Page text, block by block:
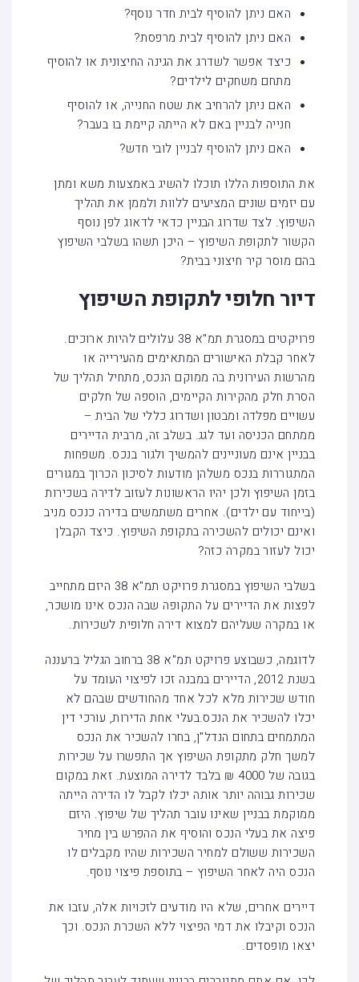
האם ניתן להוסיף לבית חדר נוסף?
האם ניתן להוסיף לבית מרפסת?
כיצד אפשר לשדרג את הגינה החיצונית או להוסיף
מתחם משחקים לילדים?
האם ניתן להרחיב את שטח החנייה, או להוסיף
חנייה לבניין באם לא הייתה קיימת בו בעבר?
האם ניתן להוסיף לבניין לובי חדש?
את התוספות הללו תוכלו להשיג באמצעות משא ומתן
עם יזמים שונים המציעים ללוות ולממן את תהליך
השיפוץ. לצד שדרוג הבניין כדאי לדאוג לפן נוסף
הקשור לתקופת השיפוץ – היכן תשהו בשלבי השיפוץ
בהם מוסר קיר חיצוני בבית?
דיור חלופי לתקופת השיפוץ
פרויקטים במסגרת תמ"א 38 עלולים להיות ארוכים.
לאחר קבלת האישורים המתאימים מהעירייה או
מהרשות העירונית בה ממוקם הנכס, מתחיל תהליך של
הסרת חלק מהקירות הקיימים, הוספה של חלקים
עשויים מפלדה ומבטון ושדרוג כללי של הבית –
ממתחם הכניסה ועד לגג. בשלב זה, מרבית הדיירים
בבניין אינם מעוניינים להמשיך ולגור בנכס. משפחות
המתגוררות בנכס משלהן מודעות לסיכון הכרוך במגורים
בזמן השיפוץ ולכן יהיו הראשונות לעזוב לדירה בשכירות
(בייחוד עם ילדים). אחרים משתמשים בדירה כנכס מניב
ואינם יכולים להשכירה בתקופת השיפוץ. כיצד הקבלן
יכול לעזור במקרה כזה?
בשלבי השיפוץ במסגרת פרויקט תמ"א 38 היזם מתחייב
לפצות את הדיירים על התקופה שבה הנכס אינו מושכר,
או במקרה שעליהם למצוא דירה חלופית לשכירות.
לדוגמה, כשבוצע פרויקט תמ"א 38 ברחוב הגליל ברעננה
בשנת 2012, הדיירים במבנה זכו לפיצוי העומד על
חודש שכירות מלא לכל אחד מהחודשים שבהם לא
יכלו להשכיר את הנכס.בעלי אחת הדירות, עורכי דין
המתמחים בתחום הנדל"ן, בחרו להשכיר את הנכס
למשך חלק מתקופת השיפוץ אך התפשרו על שכירות
בגובה של 4000 ₪ בלבד לדירה המוצעת. זאת במקום
שכירות גבוהה יותר אותה יכלו לקבל לו הדירה הייתה
ממוקמת בבניין שאינו עובר תהליך של שיפוץ. היזם
פיצה את בעלי הנכס והוסיף את ההפרש בין מחיר
השכירות ששולם למחיר השכירות שהיו מקבלים לו
הנכס היה לאחר השיפוץ – בתוספת פיצוי נוסף.
דיירים אחרים, שלא היו מודעים לזכויות אלה, עזבו את
הנכס וקיבלו את דמי הפיצוי ללא השכרת הנכס. וכך
יצאו מופסדים.